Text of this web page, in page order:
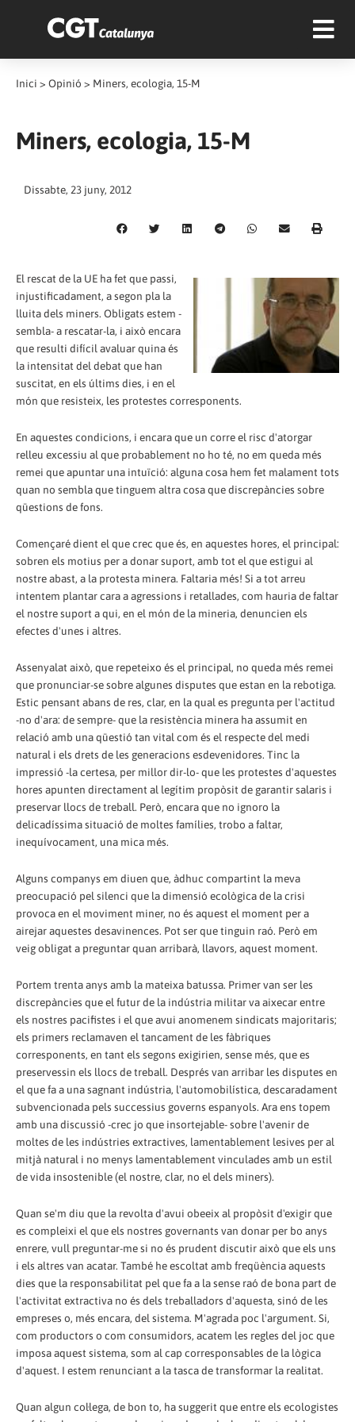
Inici > Opinió > Miners, ecologia, 15-M
Miners, ecologia, 15-M
Dissabte, 23 juny, 2012
El rescat de la UE ha fet que passi,
injustificadament, a segon pla la
lluita dels miners. Obligats estem -
sembla- a rescatar-la, i això encara
que resulti difícil avaluar quina és
la intensitat del debat que han
suscitat, en els últims dies, i en el
món que resisteix, les protestes corresponents.
En aquestes condicions, i encara que un corre el risc d'atorgar
relleu excessiu al que probablement no ho té, no em queda més
remei que apuntar una intuïció: alguna cosa hem fet malament tots
quan no sembla que tinguem altra cosa que discrepàncies sobre
qüestions de fons.
Començaré dient el que crec que és, en aquestes hores, el principal:
sobren els motius per a donar suport, amb tot el que estigui al
nostre abast, a la protesta minera. Faltaria més! Si a tot arreu
intentem plantar cara a agressions i retallades, com hauria de faltar
el nostre suport a qui, en el món de la mineria, denuncien els
efectes d'unes i altres.
Assenyalat això, que repeteixo és el principal, no queda més remei
que pronunciar-se sobre algunes disputes que estan en la rebotiga.
Estic pensant abans de res, clar, en la qual es pregunta per l'actitud
-no d'ara: de sempre- que la resistència minera ha assumit en
relació amb una qüestió tan vital com és el respecte del medi
natural i els drets de les generacions esdevenidores. Tinc la
impressió -la certesa, per millor dir-lo- que les protestes d'aquestes
hores apunten directament al legítim propòsit de garantir salaris i
preservar llocs de treball. Però, encara que no ignoro la
delicadíssima situació de moltes famílies, trobo a faltar,
inequívocament, una mica més.
Alguns companys em diuen que, àdhuc compartint la meva
preocupació pel silenci que la dimensió ecològica de la crisi
provoca en el moviment miner, no és aquest el moment per a
airejar aquestes desavinences. Pot ser que tinguin raó. Però em
veig obligat a preguntar quan arribarà, llavors, aquest moment.
Portem trenta anys amb la mateixa batussa. Primer van ser les
discrepàncies que el futur de la indústria militar va aixecar entre
els nostres pacifistes i el que avui anomenem sindicats majoritaris;
els primers reclamaven el tancament de les fàbriques
corresponents, en tant els segons exigirien, sense més, que es
preservessin els llocs de treball. Després van arribar les disputes en
el que fa a una sagnant indústria, l'automobilística, descaradament
subvencionada pels successius governs espanyols. Ara ens topem
amb una discussió -crec jo que insortejable- sobre l'avenir de
moltes de les indústries extractives, lamentablement lesives per al
mitjà natural i no menys lamentablement vinculades amb un estil
de vida insostenible (el nostre, clar, no el dels miners).
Quan se'm diu que la revolta d'avui obeeix al propòsit d'exigir que
es compleixi el que els nostres governants van donar per bo anys
enrere, vull preguntar-me si no és prudent discutir això que els uns
i els altres van acatar. També he escoltat amb freqüència aquests
dies que la responsabilitat pel que fa a la sense raó de bona part de
l'activitat extractiva no és dels treballadors d'aquesta, sinó de les
empreses o, més encara, del sistema. M'agrada poc l'argument. Si,
com productors o com consumidors, acatem les regles del joc que
imposa aquest sistema, som al cap corresponsables de la lògica
d'aquest. I estem renunciant a la tasca de transformar la realitat.
Quan algun col·lega, de bon to, ha suggerit que entre els ecologistes